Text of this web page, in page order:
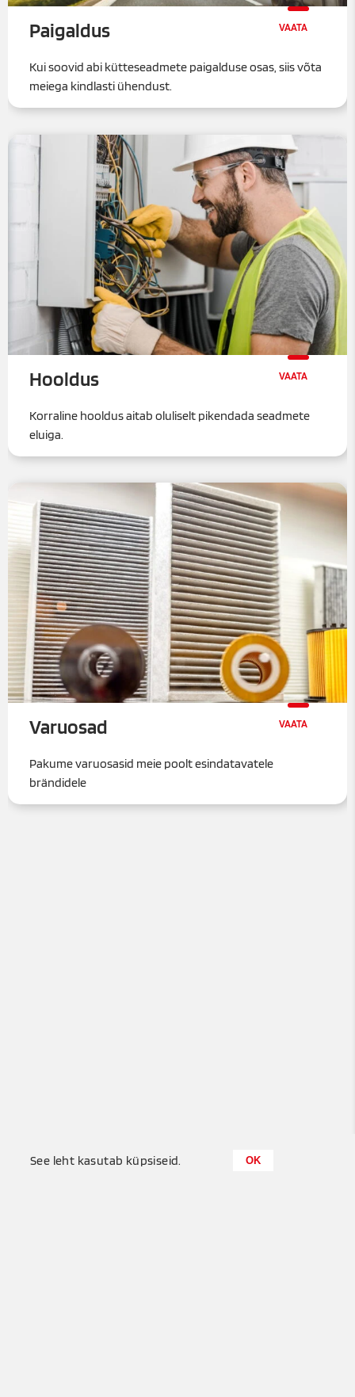
See leht kasutab küpsiseid. OK
0
Paigaldus
Kui soovid abi kütteseadmete paigalduse osas, siis võta
meiega kindlasti ühendust.
Hooldus
Korraline hooldus aitab oluliselt pikendada seadmete
eluiga.
Varuosad
Pakume varuosasid meie poolt esindatavatele
brändidele